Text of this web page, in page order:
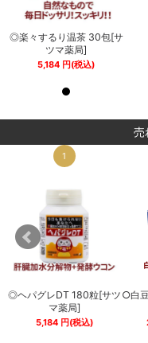
◎楽々するり温茶 30包[サ
ツマ薬局]
5,184 円 (税込)
売
1
◎ヘパグレDT 180粒[サツ
マ薬局]
5,184円(税込)
○白